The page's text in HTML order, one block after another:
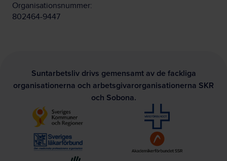
Organisationsnummer:
802464-9447
Suntarbetsliv drivs gemensamt av de fackliga
organisationerna och arbetsgivarorganisationerna SKR
och Sobona.